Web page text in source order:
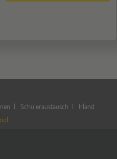
Schüleraustausch
Irland